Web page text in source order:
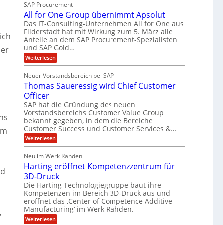
f
b
e
i
I
F
S
i
a
l
i
s
t
J
u
i
a
H
u
b
e
h
ä
l
t
6
5
r
n
e
n
n
t
C
T
O
V
P
S
a
l
E
n
g
i
n
e
-
S
e
c
u
r
i
t
y
y
s
t
m
S
t
e
l
l
a
r
n
V
e
r
s
i
o
n
SAP Procurement
All for One Group übernimmt Apsolut
Das IT-Consulting-Unternehmen All for One aus
Filderstadt hat mit Wirkung zum 5. März alle
Anteile an dem SAP Procurement-Spezialisten
und SAP Gold…
Weiterlesen:
A
l
f
O
n
e
G
r
o
u
p
b
e
r
n
i
m
m
t
Neuer Vorstandsbereich bei SAP
Thomas Saueressig wird Chief Customer
Officer
SAP hat die Gründung des neuen
Vorstandsbereichs Customer Value Group
bekannt gegeben, in dem die Bereiche
Customer Success und Customer Services &…
Weiterlesen:
T
o
m
a
s
S
a
u
e
r
e
Neu im Werk Rahden
Harting eröffnet Kompetenzzentrum für
3D-Druck
Die Harting Technologiegruppe baut ihre
Kompetenzen im Bereich 3D-Druck aus und
eröffnet das ‚Center of Competence Additive
Manufacturing‘ im Werk Rahden.
Weiterlesen: